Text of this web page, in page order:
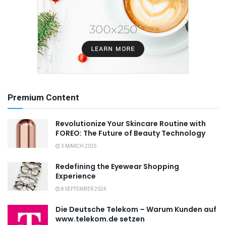
Premium Content
Revolutionize Your Skincare Routine with
FOREO: The Future of Beauty Technology
3 MARCH 2025
Redefining the Eyewear Shopping
Experience
8 SEPTEMBER 2024
Die Deutsche Telekom – Warum Kunden auf
www.telekom.de setzen